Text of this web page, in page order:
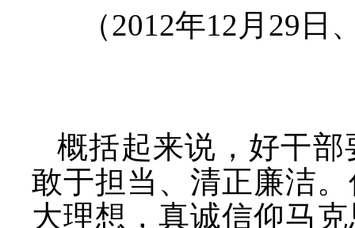
（2012年12月29日
概括起来说，好干
敢于担当、清正廉洁
大理想，真诚信仰马